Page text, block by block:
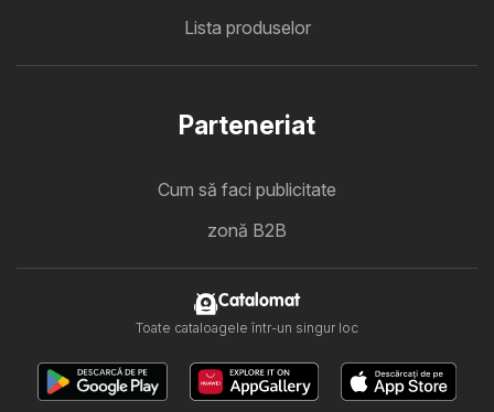
Lista produselor
Parteneriat
Cum să faci publicitate
zonă B2B
Catalomat
Toate cataloagele într-un singur loc